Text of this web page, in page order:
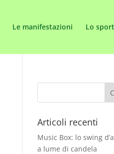
Le manifestazioni Lo sport
Articoli recenti
Music Box: lo swing
a lume di candela